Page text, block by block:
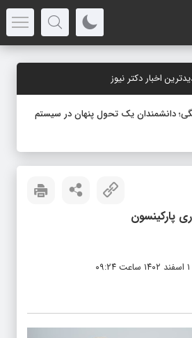
اخبار دکتر نیوز
مغز بعد از ۵۰ سالگی؛ دانشمندان یک تحول پنهان در سیستم
پارکینسون